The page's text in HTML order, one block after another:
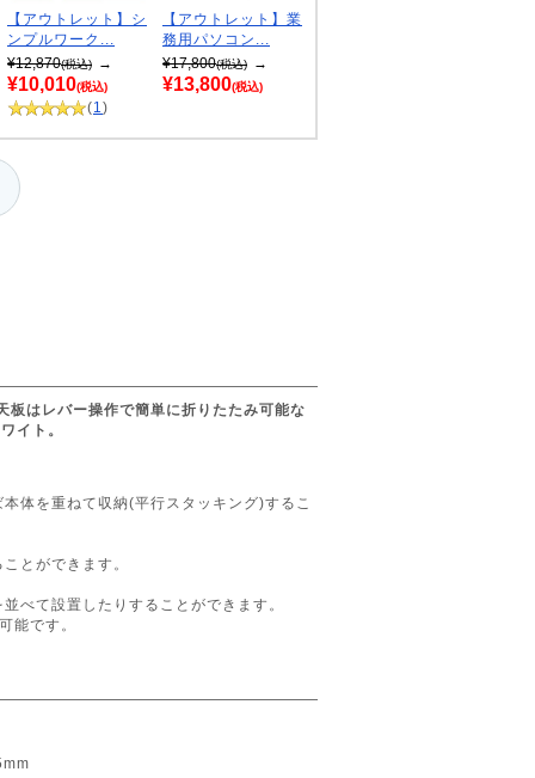
【アウトレット】シ
ンプルワーク...
¥12,870(税込) →
¥10,010(税込)
(1 )
【アウトレット】業
務用パソコン...
¥17,800(税込) →
¥13,800(税込)
板はレバー操作で簡単に折りたたみ可能な
イト。
体を重ねて収納(平行スタッキング)するこ
とができます。
べて設置したりすることができます。
能です。